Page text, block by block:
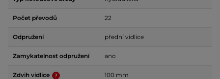
Počet převodů 22
Odpružení přední vidlice
Zamykatelnost odpružení ano
Zdvih vidlice 100 mm